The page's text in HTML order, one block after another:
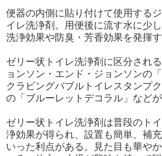
便器の内側に貼り付けて使用する
イレ洗浄剤。用便後に流す水に少
洗浄効果や防臭・芳香効果を発揮す
ゼリー状トイレ洗浄剤に区分され
ョンソン・エンド・ジョンソンの
クラビングバブルトイレスタンプ
の「ブルーレットデコラル」などが
ゼリー状トイレ洗浄剤は普段のト
浄効果が得られ、設置も簡単、補
いった利点がある。見た目も華や